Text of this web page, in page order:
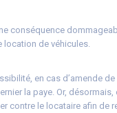
conséquence
location de véhicules.
en cas d’amende
la paye. Or,
contre le locataire afin de